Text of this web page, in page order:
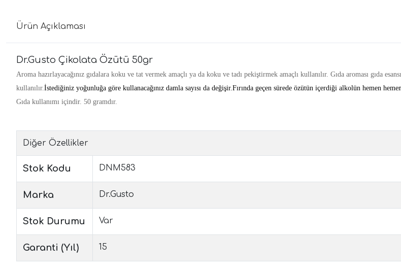
Ürün Açıklaması
Dr.Gusto Çikolata Özütü 50gr
Aroma hazırlayacağınız gıdalara koku ve tat vermek amaçlı ya da koku ve tadı pekiştirmek amaçlı kullanılır. Gıda aroması gıda
kullanılır. İstediğiniz yoğunluğa göre kullanacağınız damla sayısı da değişir.Fırında geçen sürede özütün içerdiği alkolün hemen
Gıda kullanımı içindir. 50 gramdır.
Diğer Özellikler
Stok Kodu DNM583
Marka Dr.Gusto
Stok Durumu Var
Garanti (Yıl) 15